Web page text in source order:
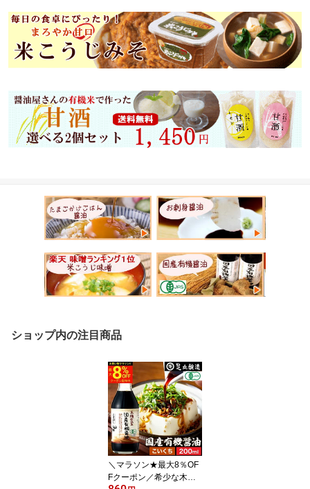
ショップ内の注目商品
＼マラソン★最大8％OF
Fクーポン／希少な木桶